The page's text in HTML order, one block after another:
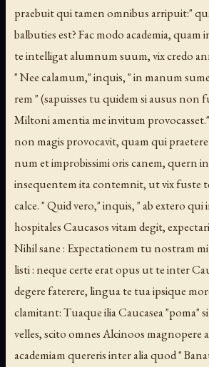
praebuit qui tamen omnibus arripuit:"
balbuties est? Fac modo academia, quam
te intelligat alumnum suum, vix credo
" Nee calamum," inquis, " in manum
rem " (sapuisses tu quidem si ausus non
Miltoni amentia me invitum
non magis provocavit, quam qui
num et improbissimi oris canem, quern
insequentem ita contemnit, ut vix fuste
calce. " Quid vero," inquis, " ab extero qui
hospitales Caucasos vitam degit,
Nihil sane : Expectationem tu nostram
listi : neque certe erat opus ut te inter
degere faterere, lingua te tua ipsique
clamitant: Tuaque ilia Caucasea "poma"
velles, scito omnes Alcinoos magnopere
academiam quereris inter alia quod "